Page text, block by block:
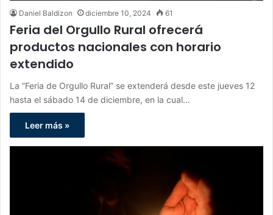
Daniel Baldizon diciembre 10, 2024 61
Feria del Orgullo Rural ofrecerá
productos nacionales con horario
extendido
La “Feria de Orgullo Rural” se extenderá desde este jueves 12
hasta el sábado 14 de diciembre, en la cual…
Leer más »